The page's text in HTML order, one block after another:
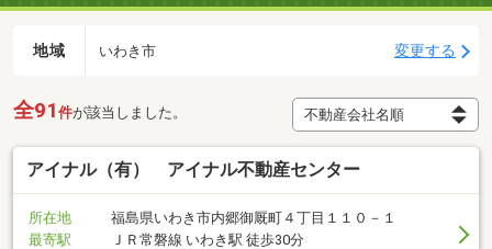
地域 いわき市 変更する
全91 件が該当しました。
アイナル（有） アイナル不動産センター
所在地
福島県いわき市内郷御厩町４丁目１１０－１
最寄駅
ＪＲ常磐線 いわき駅 徒歩30分